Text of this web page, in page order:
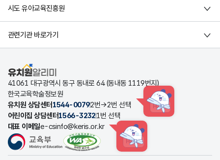
시도 유아교육진흥원
관련기관 바로가기
유치원알리미
41061 대구광역시 동구 동내로 64 (동내동 1119번지)
한국교육학술정보원
유치원 상담센터 1544-00792번→2번 선택 HINT
어린이집 상담센터1566-32321번 선택
대표 이메일e-csinfo@keris.or.kr
HINT